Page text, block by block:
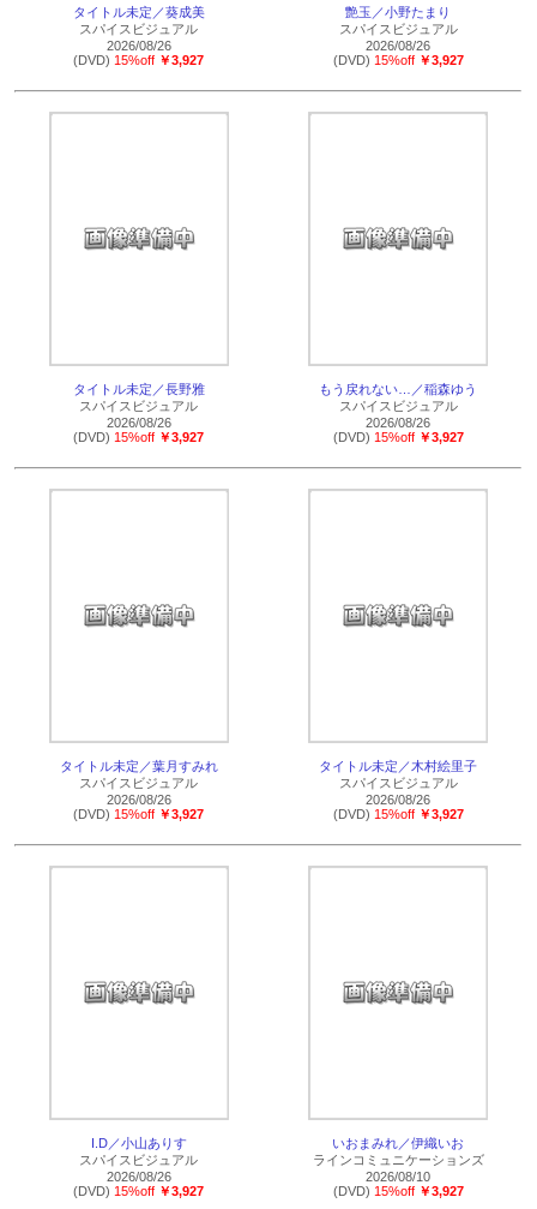
タイトル未定／葵成美
スパイスビジュアル
2026/08/26
(DVD) 15%off ￥3,927
艶玉／小野たまり
スパイスビジュアル
2026/08/26
(DVD) 15%off ￥3,927
タイトル未定／長野雅
スパイスビジュアル
2026/08/26
(DVD) 15%off ￥3,927
もう戻れない…／稲森ゆう
スパイスビジュアル
2026/08/26
(DVD) 15%off ￥3,927
タイトル未定／葉月すみれ
スパイスビジュアル
2026/08/26
(DVD) 15%off ￥3,927
タイトル未定／木村絵里子
スパイスビジュアル
2026/08/26
(DVD) 15%off ￥3,927
I.D／小山ありす
スパイスビジュアル
2026/08/26
(DVD) 15%off ￥3,927
いおまみれ／伊織いお
ラインコミュニケーションズ
2026/08/10
(DVD) 15%off ￥3,927